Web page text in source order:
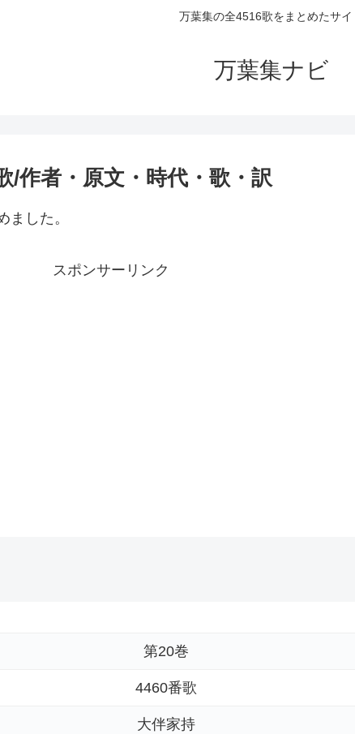
万葉集の全4516歌をまとめたサイ
万葉集ナビ
/作者・原文・時代・歌・訳
ました。
スポンサーリンク
第20巻
4460番歌
大伴家持